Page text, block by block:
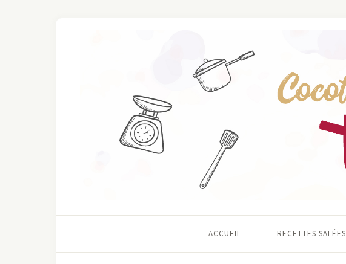
ACCUEIL RECETTES SALÉES